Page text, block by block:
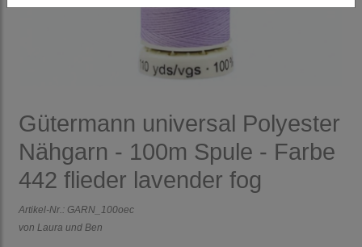
Gütermann universal Polyester
Nähgarn - 100m Spule - Farbe
442 flieder lavender fog
Artikel-Nr.: GARN_100oec
von Laura und Ben